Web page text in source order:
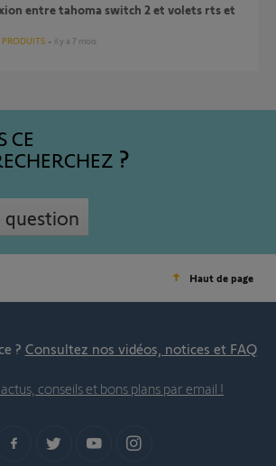
PRODUITS il y a 7 mois
CE
question
Haut de page
? Consultez nos vidéos, notices et FAQ
conseils et bons plans par email !